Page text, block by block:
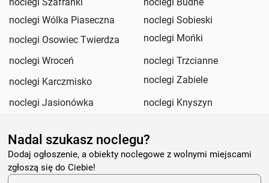
noclegi Wólka Piaseczna
noclegi Sobieski
noclegi Osowiec Twierdza
noclegi Mońki
noclegi Wroceń
noclegi Trzcianne
noclegi Karczmisko
noclegi Zabiele
noclegi Jasionówka
noclegi Knyszyn
Nadal szukasz noclegu?
Dodaj ogłoszenie, a obiekty noclegowe z wolnymi miejscami
zgłoszą się do Ciebie!